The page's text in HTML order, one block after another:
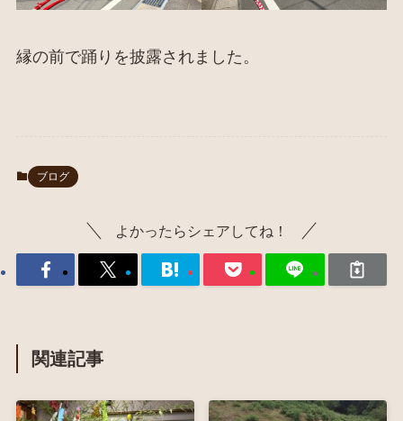
縁の前で踊りを披露されました。
ブログ
よかったらシェアしてね！
関連記事